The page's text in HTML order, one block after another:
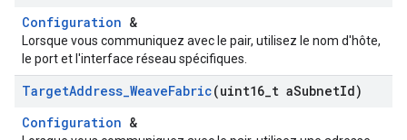
Configuration &
Lorsque vous communiquez avec le pair, utilisez le nom d'hôte,
le port et l'interface réseau spécifiques.
TargetAddress_WeaveFabric(uint16 t aSubnetId)
Configuration &